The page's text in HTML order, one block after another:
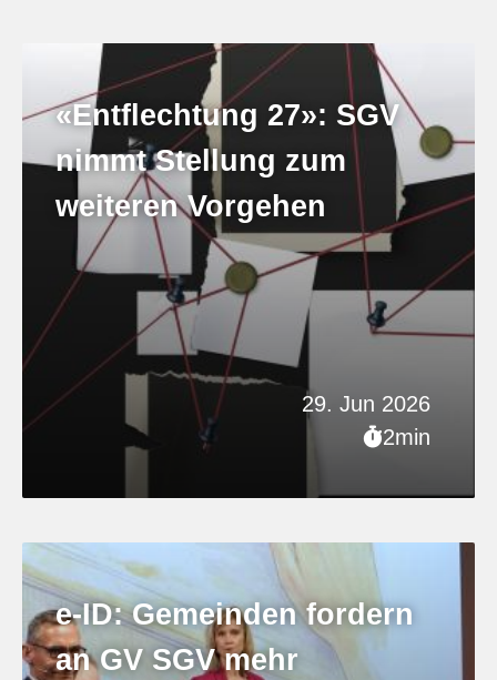
29. Jun 2026
2min
«Entflechtung 27»: SGV
nimmt Stellung zum
weiteren Vorgehen
e-ID: Gemeinden fordern
an GV SGV mehr